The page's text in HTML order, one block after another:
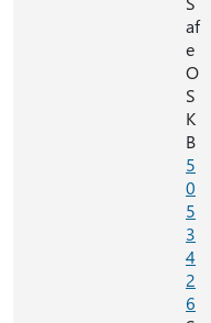
af
e
O
S
K
B
5
0
5
3
4
2
6